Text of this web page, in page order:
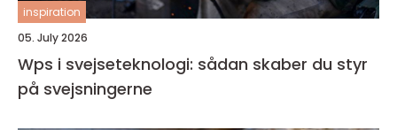
inspiration
05. July 2026
Wps i svejseteknologi: sådan skaber du styr
på svejsningerne